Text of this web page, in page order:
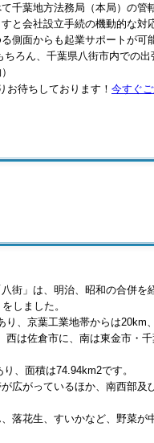
千葉地方法務局（本局）の管
と会社設立手続の機動的な対
側面からも起業サポートが可
ろん、千葉県八街市内での出
お待ちしております！ 今すぐ
街」は、明治、昭和の合併を
しました。
、京葉工業地帯からは20km
西は佐倉市に、南は東金市・
、面積は74.94km2です。
広がっているほか、南西部及
落花生、すいかなど、野菜が